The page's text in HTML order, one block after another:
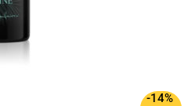
-14%